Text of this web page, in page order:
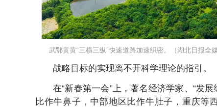
武鄂黄黄“三横三纵”快速道路加速织密。（湖北日报全
战略目标的实现离不开科学理论的指引。
在“新春第一会”上，著名经济学家、“发
比作牛鼻子，中部地区比作牛肚子，重庆等